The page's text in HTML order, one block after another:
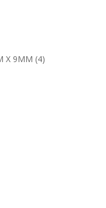
X 9MM (4)